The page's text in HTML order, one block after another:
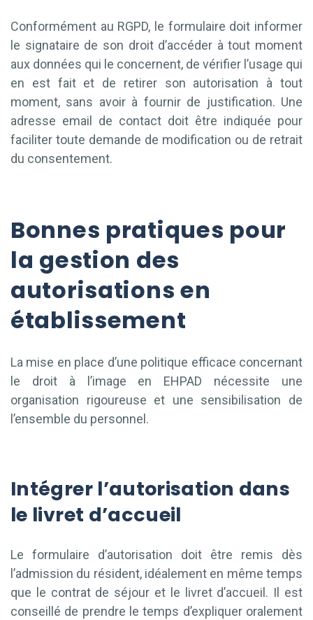
Conformément au RGPD, le formulaire doit informer
le signataire de son droit d’accéder à tout moment
aux données qui le concernent, de vérifier l’usage qui
en est fait et de retirer son autorisation à tout
moment, sans avoir à fournir de justification. Une
adresse email de contact doit être indiquée pour
faciliter toute demande de modification ou de retrait
du consentement.
Bonnes pratiques pour
la gestion des
autorisations en
établissement
La mise en place d’une politique efficace concernant
le droit à l’image en EHPAD nécessite une
organisation rigoureuse et une sensibilisation de
l’ensemble du personnel.
Intégrer l’autorisation dans
le livret d’accueil
Le formulaire d’autorisation doit être remis dès
l’admission du résident, idéalement en même temps
que le contrat de séjour et le livret d’accueil. Il est
conseillé de prendre le temps d’expliquer oralement